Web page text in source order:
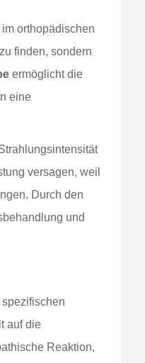
orthopädischen
finden, sondern
ermöglicht die
eine
versagen, weil
Durch den
und
auf die
Reaktion,